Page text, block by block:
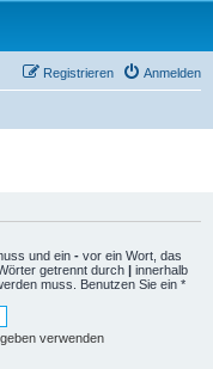
Anmelden
Registrieren
und ein - vor ein Wort, das
getrennt durch | innerhalb
muss. Benutzen Sie ein *
verwenden